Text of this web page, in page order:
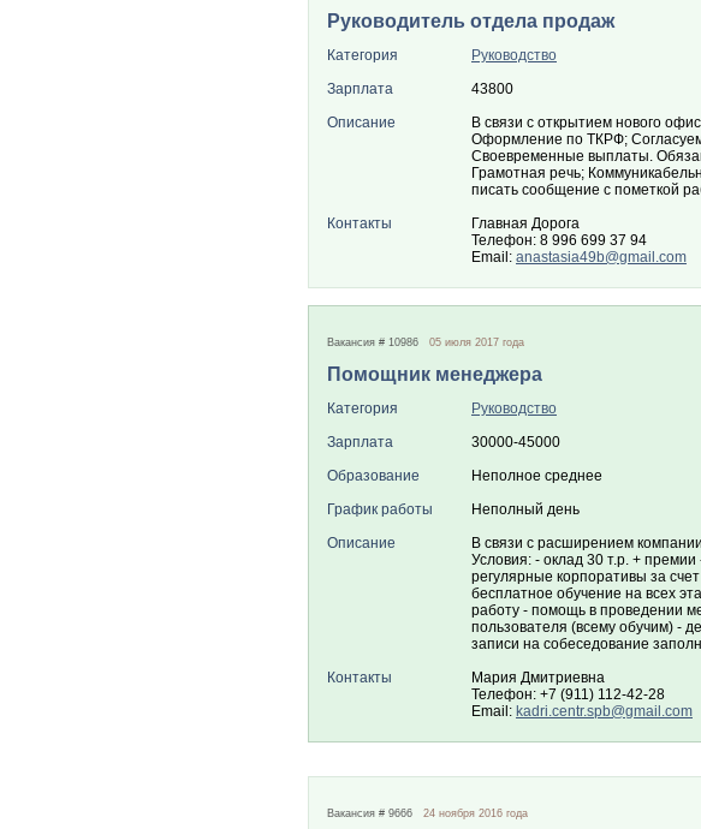
Руководитель отдела продаж
Категория
Руководство
Зарплата
43800
Описание
В связи с открытием нового
Оформление по ТКРФ;
Своевременные выплаты.
Грамотная речь;
писать сообщение с пометкой
Контакты
Главная Дорога
Телефон: 8 996 699 37 94
Email: anastasia49b@gmail.com
Вакансия # 10986 05 июля 2017 года
Помощник менеджера
Категория
Руководство
Зарплата
30000-45000
Образование
Неполное среднее
График работы
Неполный день
Описание
В связи с расширением
Условия: - оклад 30 т.р. +
регулярные корпоративы за
бесплатное обучение на всех
работу - помощь в проведении
пользователя (всему обучим) -
записи на собеседование
Контакты
Мария Дмитриевна
Телефон: +7 (911) 112-42-28
Email: kadri.centr.spb@gmail.com
Вакансия # 9666 24 ноября 2016 года